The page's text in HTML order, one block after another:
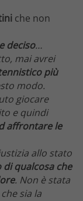
che non
deciso…
mai avrei
più
modo.
giocare
e quindi
affrontare le
allo stato
di qualcosa che
. Non è stata
sia la